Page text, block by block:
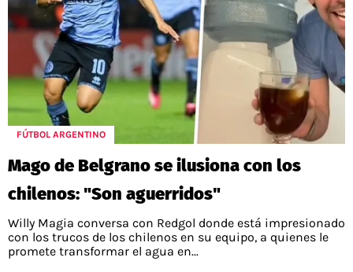
FÚTBOL ARGENTINO
Mago de Belgrano se ilusiona con los
chilenos: "Son aguerridos"
Willy Magia conversa con Redgol donde está impresionado
con los trucos de los chilenos en su equipo, a quienes le
promete transformar el agua en...